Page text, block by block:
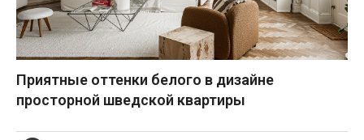
Приятные оттенки белого в дизайне
просторной шведской квартиры